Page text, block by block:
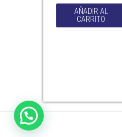
AÑADIR AL
CARRITO